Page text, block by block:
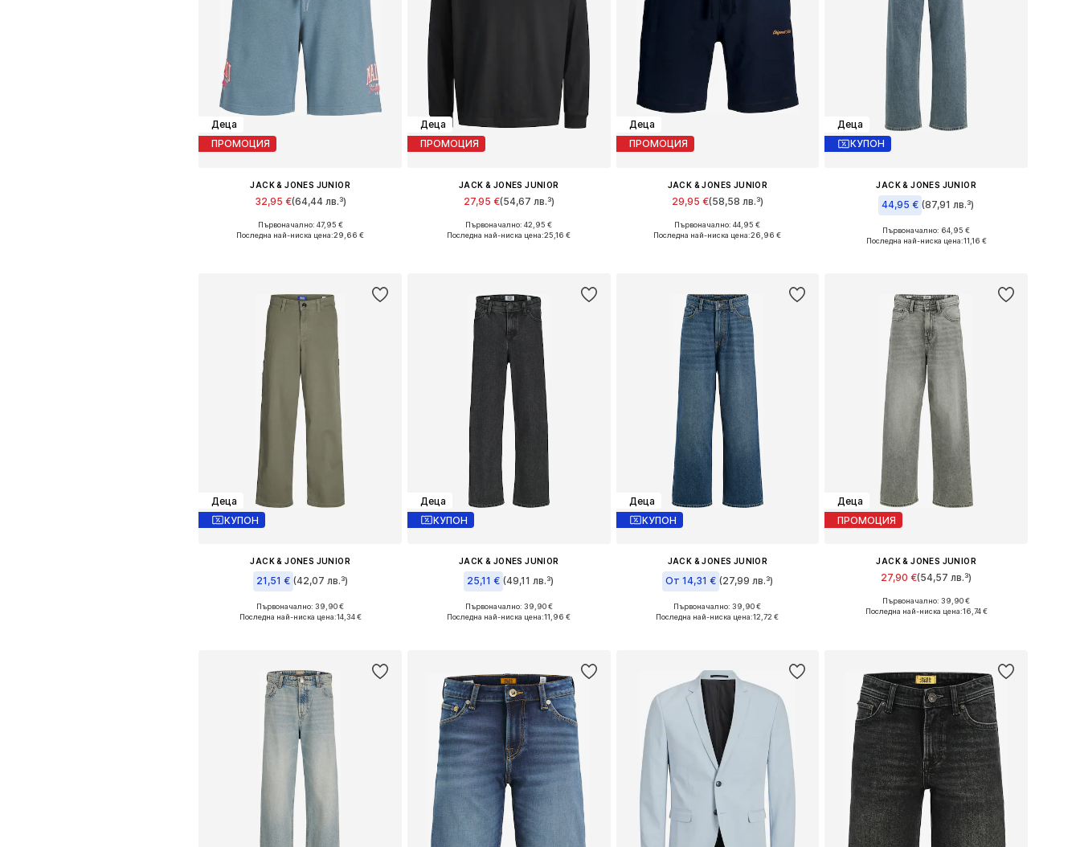
Деца
ПРОМОЦИЯ
JACK & JONES JUNIOR
32,95 €(64,44 лв.³)
Налични размери: 140 Нормални размери
Първоначално: 47,95 €
Последна най-ниска цена:29,66 €
Деца
ПРОМОЦИЯ
JACK & JONES JUNIOR
27,95 €(54,67 лв.³)
Първоначално: 42,95 €
Последна най-ниска цена:25,16 €
Деца
ПРОМОЦИЯ
JACK & JONES JUNIOR
29,95 €(58,58 лв.³)
Първоначално: 44,95 €
Последна най-ниска цена:26,96 €
Деца
КУПОН
JACK & JONES JUNIOR
44,95 € (87,91 лв.³)
Първоначално: 64,95 €
Последна най-ниска цена:11,16 €
Деца
КУПОН
JACK & JONES JUNIOR
21,51 € (42,07 лв.³)
Предлага се в много размери
Първоначално: 39,90 €
Последна най-ниска цена:14,34 €
Деца
КУПОН
JACK & JONES JUNIOR
25,11 € (49,11 лв.³)
Предлага се в много размери
Първоначално: 39,90 €
Последна най-ниска цена:11,96 €
Деца
КУПОН
JACK & JONES JUNIOR
От 14,31 € (27,99 лв.³)
Първоначално: 39,90 €
Последна най-ниска цена:12,72 €
Деца
ПРОМОЦИЯ
JACK & JONES JUNIOR
27,90 €(54,57 лв.³)
Предлага се в много размери
Първоначално: 39,90 €
Последна най-ниска цена:16,74 €